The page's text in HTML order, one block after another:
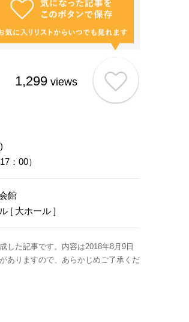
1,299 views
：00）
館
[ 大ホール ]
した記事です。内容は2018年8月9日
ありますので、あらかじめご了承くだ